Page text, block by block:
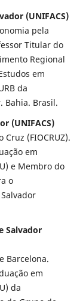
(UNIFACS)
pela
Titular do
Regional
em
da
Bahia. Brasil.
(UNIFACS)
(FIOCRUZ).
em
e Membro do
o
Salvador
Barcelona.
em
da